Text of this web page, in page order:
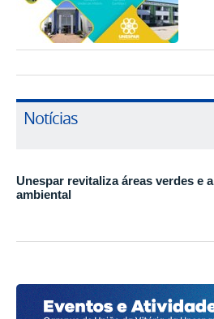
Notícias
Unespar revitaliza áreas verdes e
ambiental